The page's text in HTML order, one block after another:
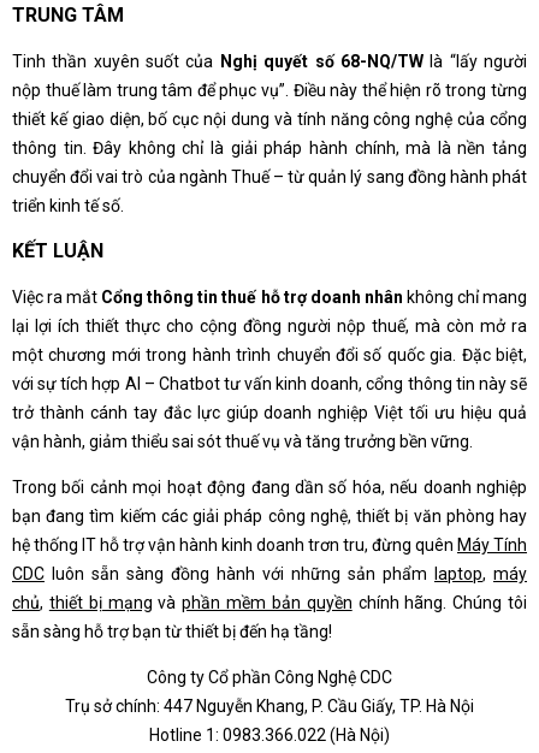
TRUNG TÂM
Tinh thần xuyên suốt của Nghị quyết số 68-NQ/TWlà “lấy người
nộp thuế làm trung tâm để phục vụ”. Điều này thể hiện rõ trong từng
thiết kế giao diện, bố cục nội dung và tính năng công nghệ của cổng
thông tin. Đây không chỉ là giải pháp hành chính, mà là nền tảng
chuyển đổi vai trò của ngành Thuế – từ quản lý sang đồng hành phát
triển kinh tế số.
KẾT LUẬN
Việc ra mắt Cổng thông tin thuế hỗ trợ doanh nhân không chỉ mang
lại lợi ích thiết thực cho cộng đồng người nộp thuế, mà còn mở ra
một chương mới trong hành trình chuyển đổi số quốc gia. Đặc biệt,
với sự tích hợp AI – Chatbot tư vấn kinh doanh, cổng thông tin này sẽ
trở thành cánh tay đắc lực giúp doanh nghiệp Việt tối ưu hiệu quả
vận hành, giảm thiểu sai sót thuế vụ và tăng trưởng bền vững.
Trong bối cảnh mọi hoạt động đang dần số hóa, nếu doanh nghiệp
bạn đang tìm kiếm các giải pháp công nghệ, thiết bị văn phòng hay
hệ thống IT hỗ trợ vận hành kinh doanh trơn tru, đừng quên Máy Tính
CDC luôn sẵn sàng đồng hành với những sản phẩm laptop, máy
chủ, thiết bị mạng vàphần mềm bản quyền chính hãng. Chúng tôi
sẵn sàng hỗ trợ bạn từ thiết bị đến hạ tầng!
Công ty Cổ phần Công Nghệ CDC
Trụ sở chính: 447 Nguyễn Khang, P. Cầu Giấy, TP. Hà Nội
Hotline 1: 0983.366.022 (Hà Nội)